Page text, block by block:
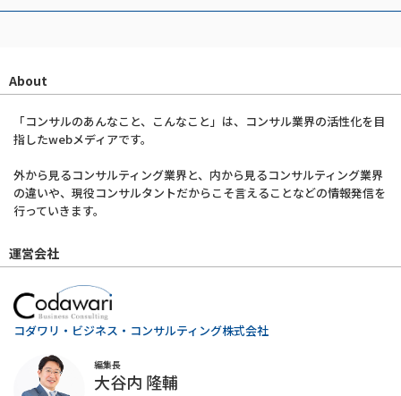
About
「コンサルのあんなこと、こんなこと」は、コンサル業界の活性化を目
指したwebメディアです。
外から見るコンサルティング業界と、内から見るコンサルティング業界
の違いや、現役コンサルタントだからこそ言えることなどの情報発信を
行っていきます。
運営会社
コダワリ・ビジネス・コンサルティング株式会社
編集長
大谷内 隆輔